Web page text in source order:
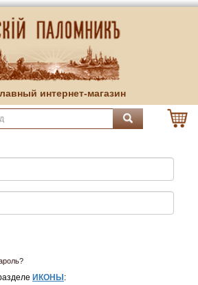
интернет-магазин
ИКОНЫ :